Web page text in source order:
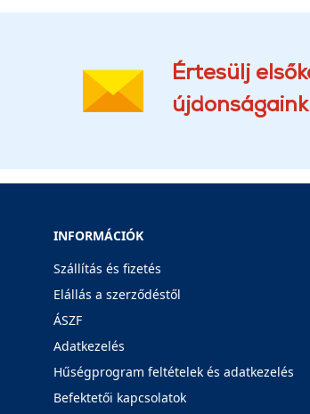
Értesülj
INFORMÁCIÓK
Szállítás és fizetés
Elállás a szerződéstől
ÁSZF
Adatkezelés
Hűségprogram feltételek és adatkezelés
Befektetői kapcsolatok